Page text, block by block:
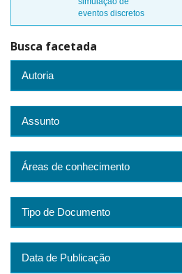
eventos discretos
Busca facetada
Autoria
Assunto
Áreas de conhecimento
Tipo de Documento
Data de Publicação